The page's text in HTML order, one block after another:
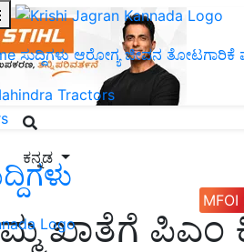
ಸುದ್ದಿಗಳು ಆರೋಗ್ಯ ಜೀವನ ತೋಟಗಾರಿಕೆ
ಕನ್ನಡ
ಖಾತೆಗೆ